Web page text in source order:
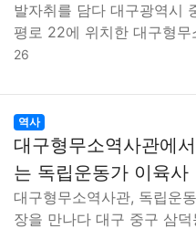
발자취를 담다 대구광역시
평로 22에 위치한 대구형
26
역사
대구형무소역사관에
는 독립운동가 이육사
대구형무소역사관, 독립운
장을 만나다 대구 중구 삼덕